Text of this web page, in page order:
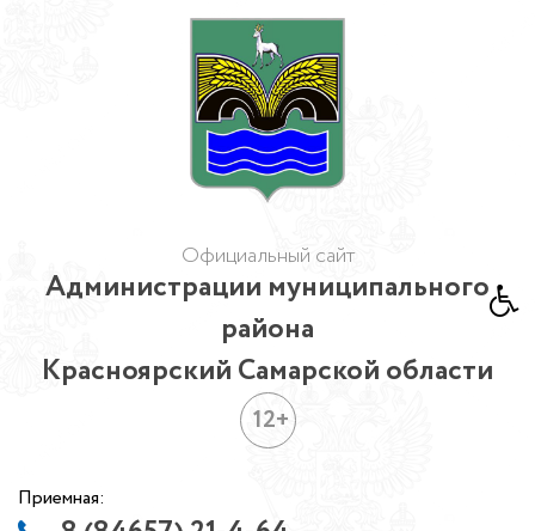
Официальный сайт
Администрации муниципального
района
Красноярский Самарской области
12+
Приемная: